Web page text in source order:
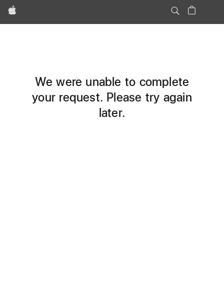
Apple
We were unable to complete
your request. Please try again
later.